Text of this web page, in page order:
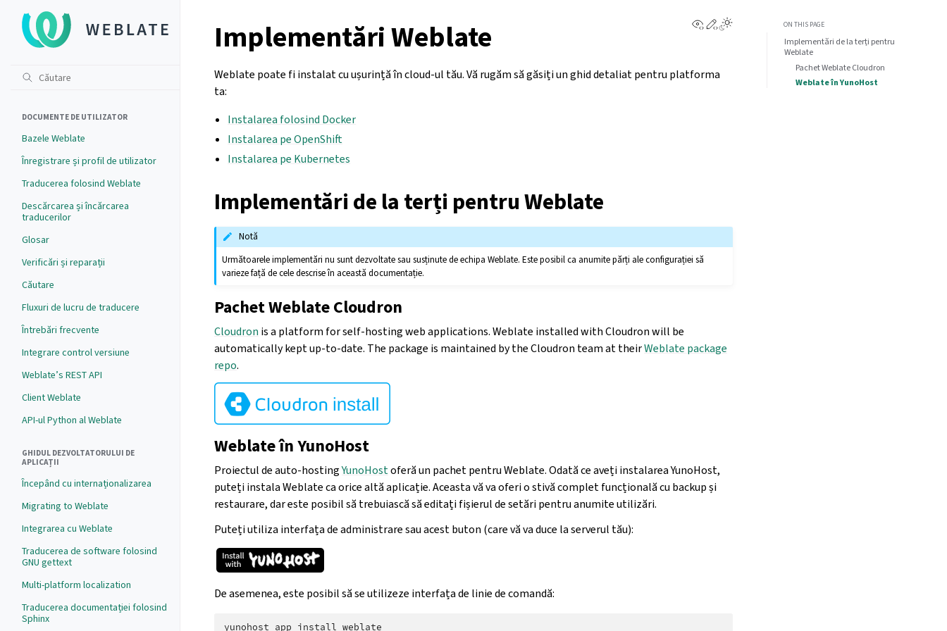
DOCUMENTE DE UTILIZATOR
Bazele Weblate
Înregistrare și profil de utilizator
Traducerea folosind Weblate
Descărcarea și încărcarea
traducerilor
Glosar
Verificări și reparații
Căutare
Fluxuri de lucru de traducere
Întrebări frecvente
Integrare control versiune
Weblate’s REST API
Client Weblate
API-ul Python al Weblate
GHIDUL DEZVOLTATORULUI DE
APLICAȚII
Începând cu internaționalizarea
Migrating to Weblate
Integrarea cu Weblate
Traducerea de software folosind
GNU gettext
Multi-platform localization
Traducerea documentației folosind
Sphinx
View this page
Edit this page
Implementări Weblate
Weblate poate fi instalat cu ușurință în cloud-ul tău. Vă rugăm să găsiți un ghid detaliat pentru platforma
ta:
Instalarea folosind Docker
Instalarea pe OpenShift
Instalarea pe Kubernetes
Implementări de la terți pentru Weblate
Notă
Următoarele implementări nu sunt dezvoltate sau susținute de echipa Weblate. Este posibil ca anumite părți ale configurației să
varieze față de cele descrise în această documentație.
Pachet Weblate Cloudron
Cloudron is a platform for self-hosting web applications. Weblate installed with Cloudron will be
automatically kept up-to-date. The package is maintained by the Cloudron team at theirWeblate package
repo.
Weblate în YunoHost
Proiectul de auto-hostingYunoHostoferă un pachet pentru Weblate. Odată ce aveți instalarea YunoHost,
puteți instala Weblate ca orice altă aplicație. Aceasta vă va oferi o stivă complet funcțională cu backup și
restaurare, dar este posibil să trebuiască să editați fișierul de setări pentru anumite utilizări.
Puteți utiliza interfața de administrare sau acest buton (care vă va duce la serverul tău):
De asemenea, este posibil să se utilizeze interfața de linie de comandă:
yunohost app install
ON THIS PAGE
Implementări de la terți pentru
Weblate
Pachet Weblate Cloudron
Weblate în YunoHost